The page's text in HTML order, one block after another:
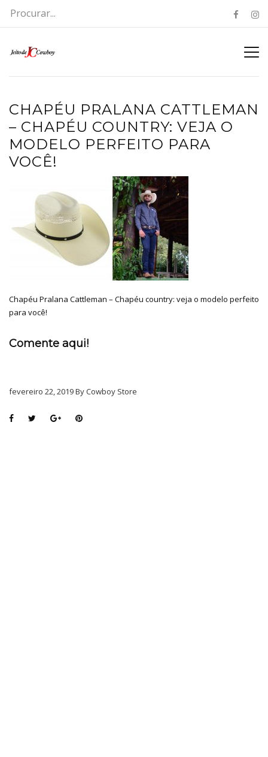
CHAPÉU PRALANA CATTLEMAN
– CHAPÉU COUNTRY: VEJA O
MODELO PERFEITO PARA
VOCÊ!
Chapéu Pralana Cattleman – Chapéu country: veja o modelo perfeito
para você!
Comente aqui!
fevereiro 22, 2019 By Cowboy Store